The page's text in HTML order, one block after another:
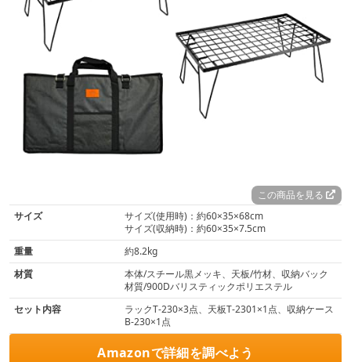
この商品を見る
サイズ
サイズ(使用時)：約60×35×68cm
サイズ(収納時)：約60×35×7.5cm
重量
約8.2kg
材質
本体/スチール黒メッキ、天板/竹材、収納バック
材質/900Dバリスティックポリエステル
セット内容
ラックT-230×3点、天板T-2301×1点、収納ケース
B-230×1点
Amazonで詳細を調べよう